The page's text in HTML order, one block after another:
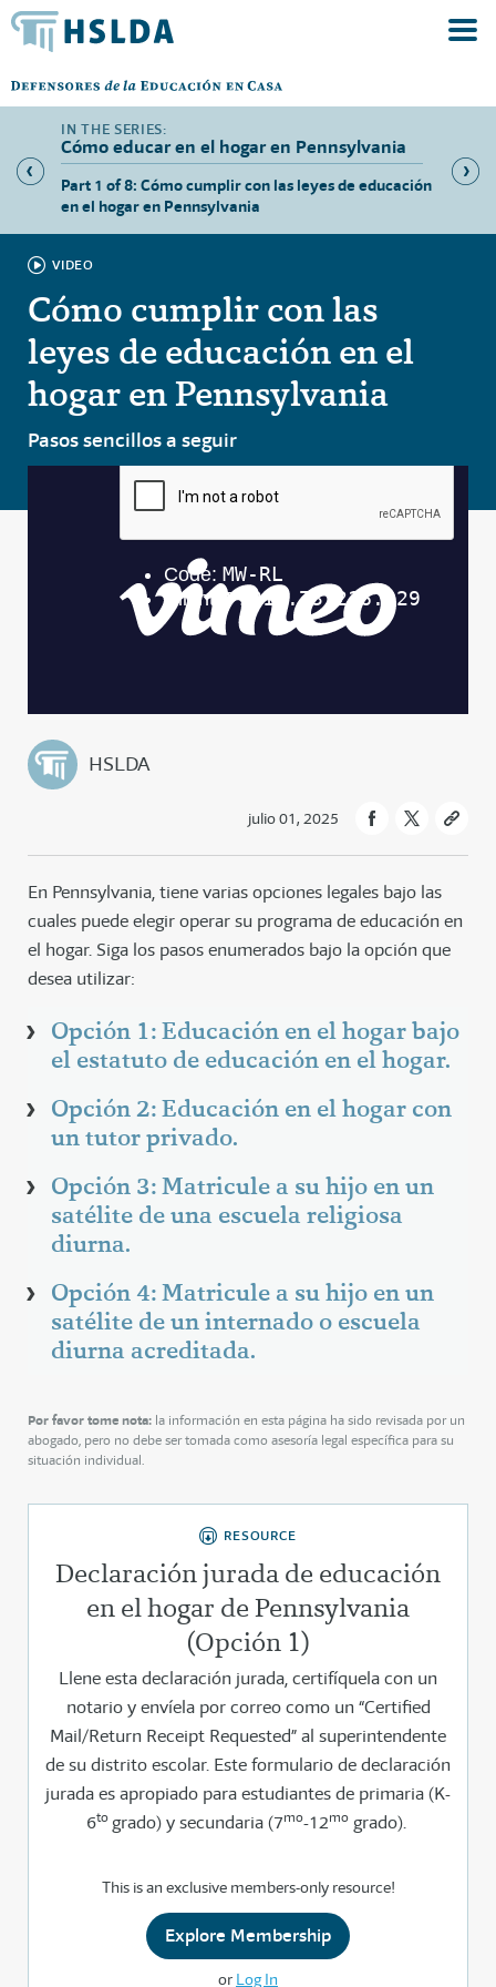
Cómo educar en el hogar en Pennsylvania
Part 1 of 8: Cómo cumplir con las leyes de educación
en el hogar en Pennsylvania
Part 2
VIDEO
Cómo cumplir con las
leyes de educación en el
hogar en Pennsylvania
Pasos sencillos a seguir
HSLDA
julio 01, 2025
En Pennsylvania, tiene varias opciones legales bajo las
cuales puede elegir operar su programa de educación en
el hogar. Siga los pasos enumerados bajo la opción que
desea utilizar:
Opción 1: Educación en el hogar bajo
el estatuto de educación en el hogar.
Opción 2: Educación en el hogar con
un tutor privado.
Opción 3: Matricule a su hijo en un
satélite de una escuela religiosa
diurna.
Opción 4: Matricule a su hijo en un
satélite de un internado o escuela
diurna acreditada.
Por favor tome nota: la información en esta página ha sido revisada por un
abogado, pero no debe ser tomada como asesoría legal específica para su
situación individual.
RESOURCE
Declaración jurada de educación
en el hogar de Pennsylvania
(Opción 1)
Llene esta declaración jurada, certifíquela con un
notario y envíela por correo como un “Certified
Mail/Return Receipt Requested” al superintendente
de su distrito escolar. Este formulario de declaración
jurada es apropiado para estudiantes de primaria (K-
6to grado) y secundaria (7mo-12mogrado).
This is an exclusive members-only resource!
Explore Membership
or Log In